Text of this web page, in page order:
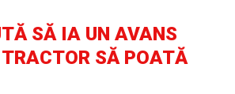
SĂ IA UN AVANS
TRACTOR SĂ POATĂ